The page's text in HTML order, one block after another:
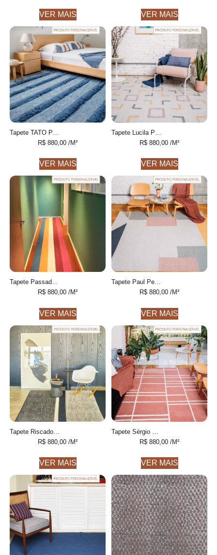
VER MAIS VER MAIS
R$ 880,00 /M²
VER MAIS
R$ 880,00 /M²
VER MAIS
Tapete Passadeira Marlene Geométrico feito à mão, 100% algodão reciclado
R$ 880,00 /M²
VER MAIS
Tapete Paul Personalizável Geométrico feito à mão, 100% algodão reciclado
R$ 880,00 /M²
VER MAIS
R$ 880,00 /M²
VER MAIS
R$ 880,00 /M²
VER MAIS